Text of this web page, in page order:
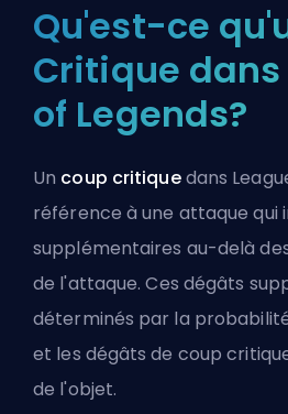
Qu'est-ce
Critique dans
of Legends?
Un coup critiquedans
référence à une attaque qui
supplémentaires au-delà
de l'attaque. Ces dégâts
déterminés par la
et les dégâts de coup
de l'objet.